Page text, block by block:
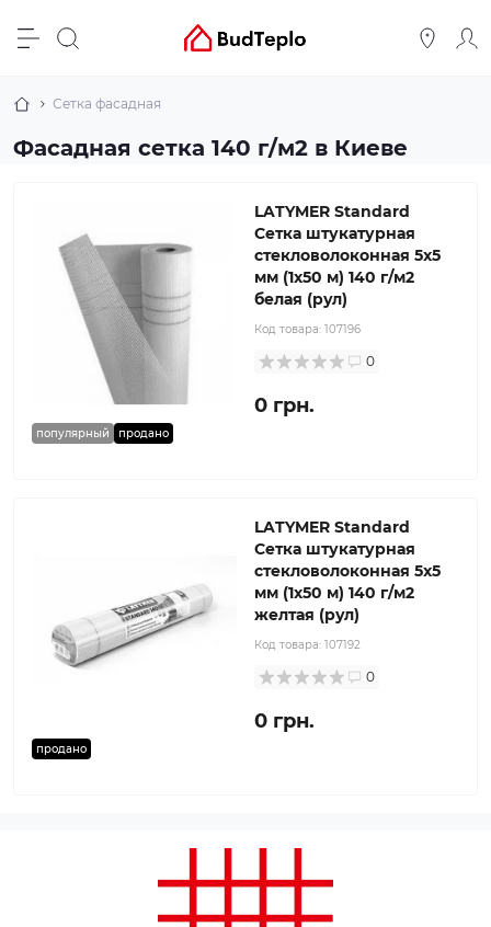
Сетка фасадная
Фасадная сетка 140 г/м2 в Киеве
популярный продано
LATYMER Standard
Сетка штукатурная
стекловолоконная 5x5
мм (1x50 м) 140 г/м2
белая (рул)
Код товара: 107196
0
0 грн.
продано
LATYMER Standard
Сетка штукатурная
стекловолоконная 5x5
мм (1x50 м) 140 г/м2
желтая (рул)
Код товара: 107192
0
0 грн.